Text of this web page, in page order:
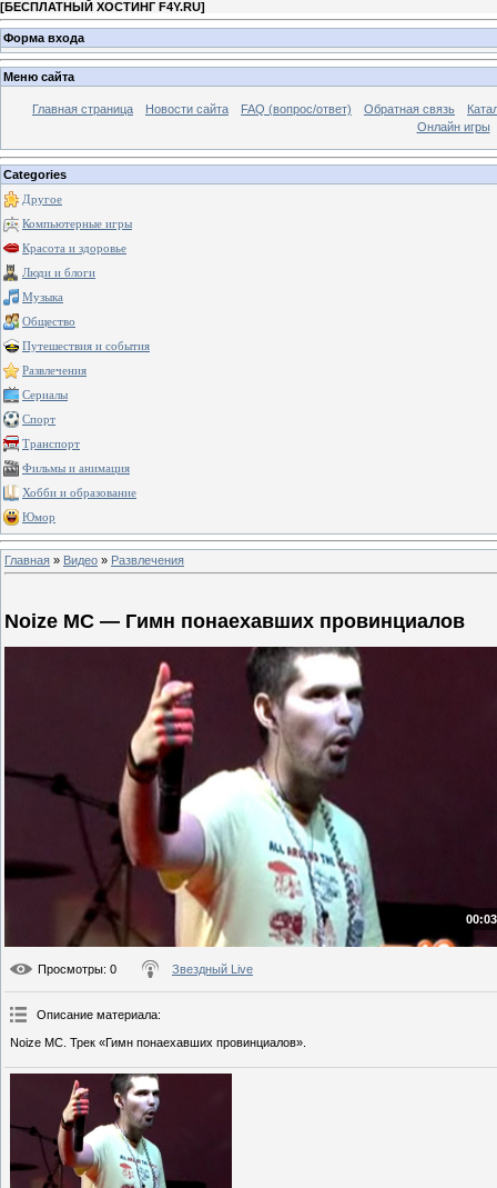
[БЕСПЛАТНЫЙ ХОСТИНГ F4Y.RU]
Форма входа
Меню сайта
Главная страница Новости сайта FAQ (вопрос/ответ) Обратная связь
Онлайн игры
Categories
Другое
Компьютерные игры
Красота и здоровье
Люди и блоги
Музыка
Общество
Путешествия и события
Развлечения
Сериалы
Спорт
Транспорт
Фильмы и анимация
Хобби и образование
Юмор
Главная » Видео » Развлечения
Noize MC — Гимн понаехавших провинциалов
Просмотры: 0 Звездный Live
Описание материала:
Noize MC. Трек «Гимн понаехавших провинциалов».